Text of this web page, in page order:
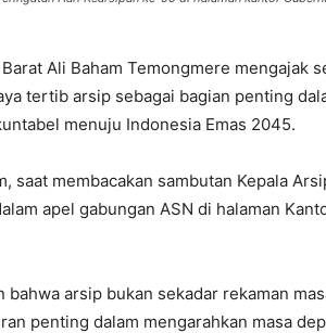
Ali Baham Temongmere mengajak
tertib arsip sebagai bagian penting
menuju Indonesia Emas 2045.
saat membacakan sambutan Kepala
apel gabungan ASN di halaman
arsip bukan sekadar rekaman
penting dalam mengarahkan masa